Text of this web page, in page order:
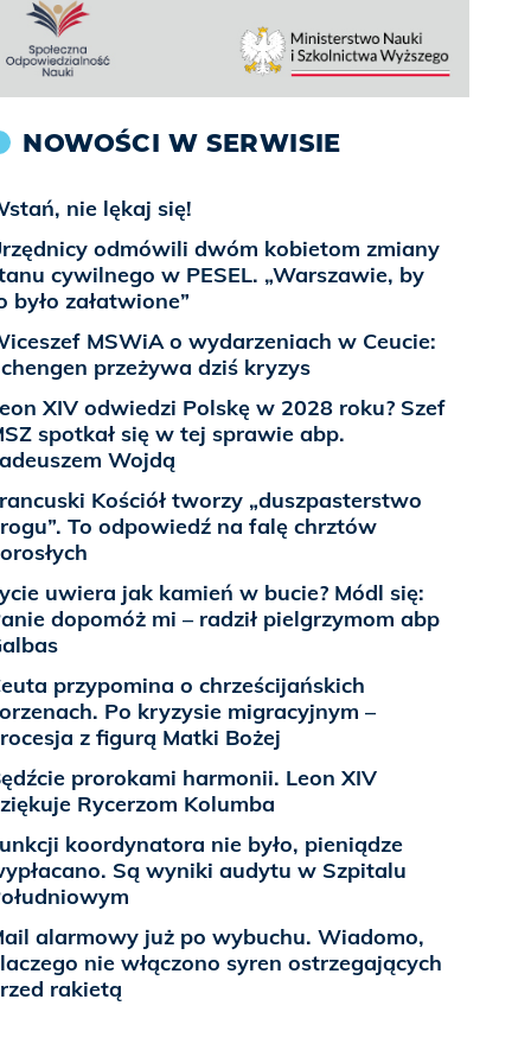
NOWOŚCI W SERWISIE
nie lękaj się!
odmówili dwóm kobietom zmiany
cywilnego w PESEL. „Warszawie, by
było załatwione”
MSWiA o wydarzeniach w Ceucie:
przeżywa dziś kryzys
XIV odwiedzi Polskę w 2028 roku? Szef
spotkał się w tej sprawie abp.
Wojdą
Kościół tworzy „duszpasterstwo
To odpowiedź na falę chrztów
uwiera jak kamień w bucie? Módl się:
dopomóż mi – radził pielgrzymom abp
przypomina o chrześcijańskich
Po kryzysie migracyjnym –
z figurą Matki Bożej
prorokami harmonii. Leon XIV
Rycerzom Kolumba
koordynatora nie było, pieniądze
Są wyniki audytu w Szpitalu
alarmowy już po wybuchu. Wiadomo,
nie włączono syren ostrzegających
rakietą